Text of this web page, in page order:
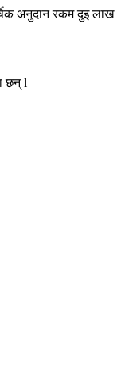
अनुदान रकम दुइ लाख
छन् l